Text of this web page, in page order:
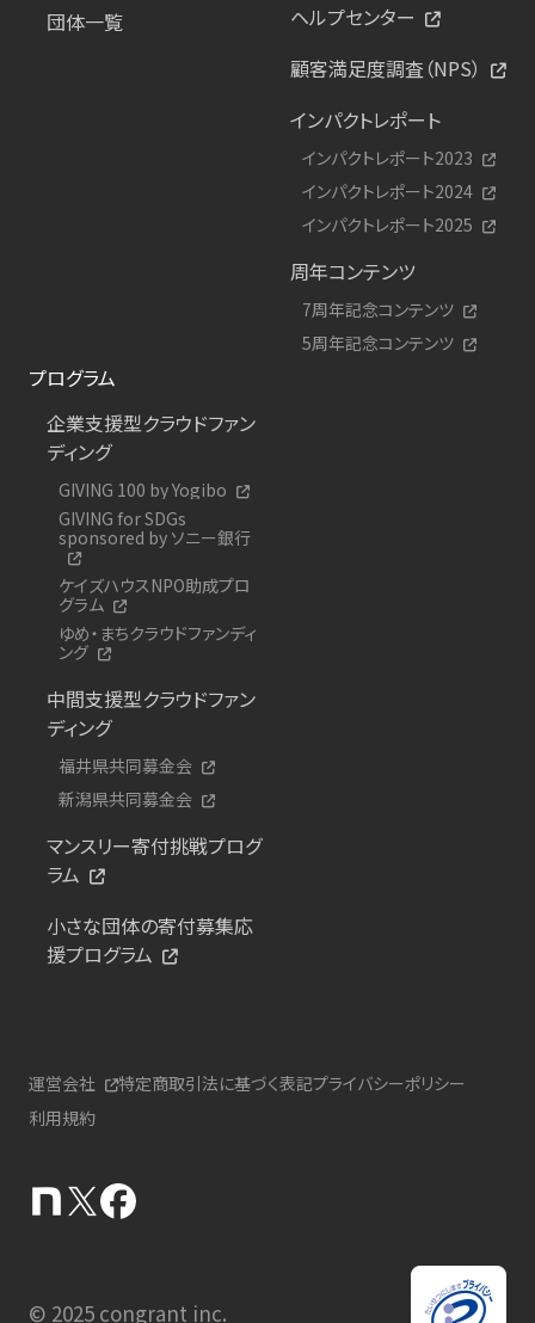
団体一覧
ヘルプセンター
顧客満足度調査（NPS）
インパクトレポート
インパクトレポート2023
インパクトレポート2024
インパクトレポート2025
周年コンテンツ
7周年記念コンテンツ
5周年記念コンテンツ
プログラム
企業支援型クラウドファン
ディング
GIVING 100 by Yogibo
GIVING for SDGs
sponsored by ソニー銀行
ケイズハウスNPO助成プロ
グラム
ゆめ・まちクラウドファンディ
ング
中間支援型クラウドファン
ディング
福井県共同募金会
新潟県共同募金会
マンスリー寄付挑戦プログ
ラム
小さな団体の寄付募集応
援プログラム
運営会社 特定商取引法に基づく表記プライバシーポリシー
利用規約
© 2025 congrant inc.